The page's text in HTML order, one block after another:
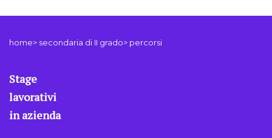
home> secondaria di II grado> percorsi
Stage
lavorativi
in azienda